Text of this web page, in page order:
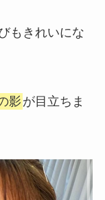
もきれいにな
影が目立ちま